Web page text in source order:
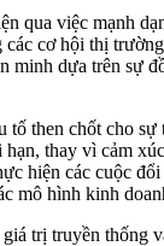
việc mạnh
cơ hội thị
dựa trên sự
then chốt cho
thay vì cảm
hiện các cuộc
mô hình kinh
trị truyền